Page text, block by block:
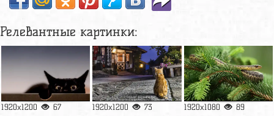
Релевантные картинки:
1920x1200 67 1920x1200 73 1920x1080 89